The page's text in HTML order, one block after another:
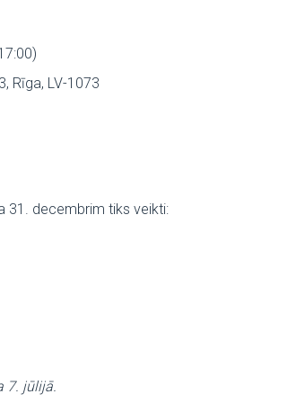
Rīga, LV-1073
31. decembrim tiks veikti:
7. jūlijā.